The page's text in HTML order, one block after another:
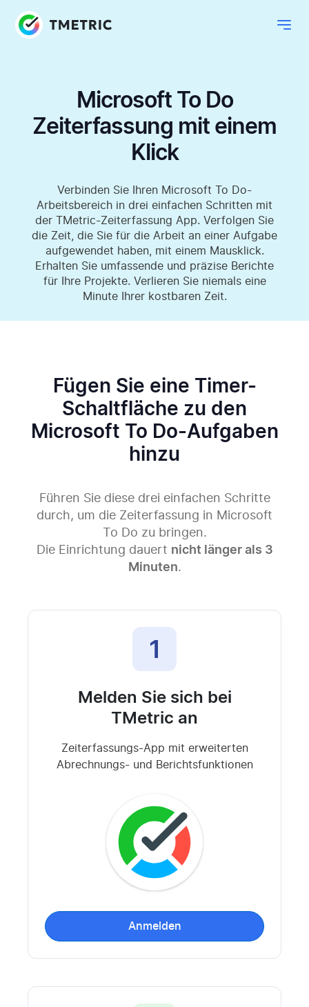
Microsoft To Do
Zeiterfassung mit einem
Klick
Verbinden Sie Ihren Microsoft To Do-
Arbeitsbereich in drei einfachen Schritten mit
der TMetric-Zeiterfassung App. Verfolgen Sie
die Zeit, die Sie für die Arbeit an einer Aufgabe
aufgewendet haben, mit einem Mausklick.
Erhalten Sie umfassende und präzise Berichte
für Ihre Projekte. Verlieren Sie niemals eine
Minute Ihrer kostbaren Zeit.
Fügen Sie eine Timer-
Schaltfläche zu den
Microsoft To Do-Aufgaben
hinzu
Führen Sie diese drei einfachen Schritte
durch, um die Zeiterfassung in Microsoft
To Do zu bringen.
Die Einrichtung dauert nicht länger als 3
Minuten.
1
Melden Sie sich bei
TMetric an
Zeiterfassungs-App mit erweiterten
Abrechnungs- und Berichtsfunktionen
Anmelden